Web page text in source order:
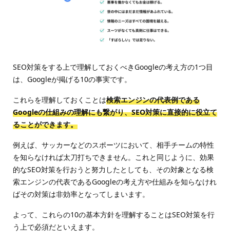
SEO対策をする上で理解しておくべきGoogleの考え方の1つ目
は、Googleが掲げる10の事実です。
これらを理解しておくことは検索エンジンの代表例である
Googleの仕組みの理解にも繋がり、SEO対策に直接的に役立て
ることができます。
例えば、サッカーなどのスポーツにおいて、相手チームの特性
を知らなければ太刀打ちできません。これと同じように、効果
的なSEO対策を行おうと努力したとしても、その対象となる検
索エンジンの代表であるGoogleの考え方や仕組みを知らなけれ
ばその対策は非効率となってしまいます。
よって、これらの10の基本方針を理解することはSEO対策を行
う上で必須だといえます。